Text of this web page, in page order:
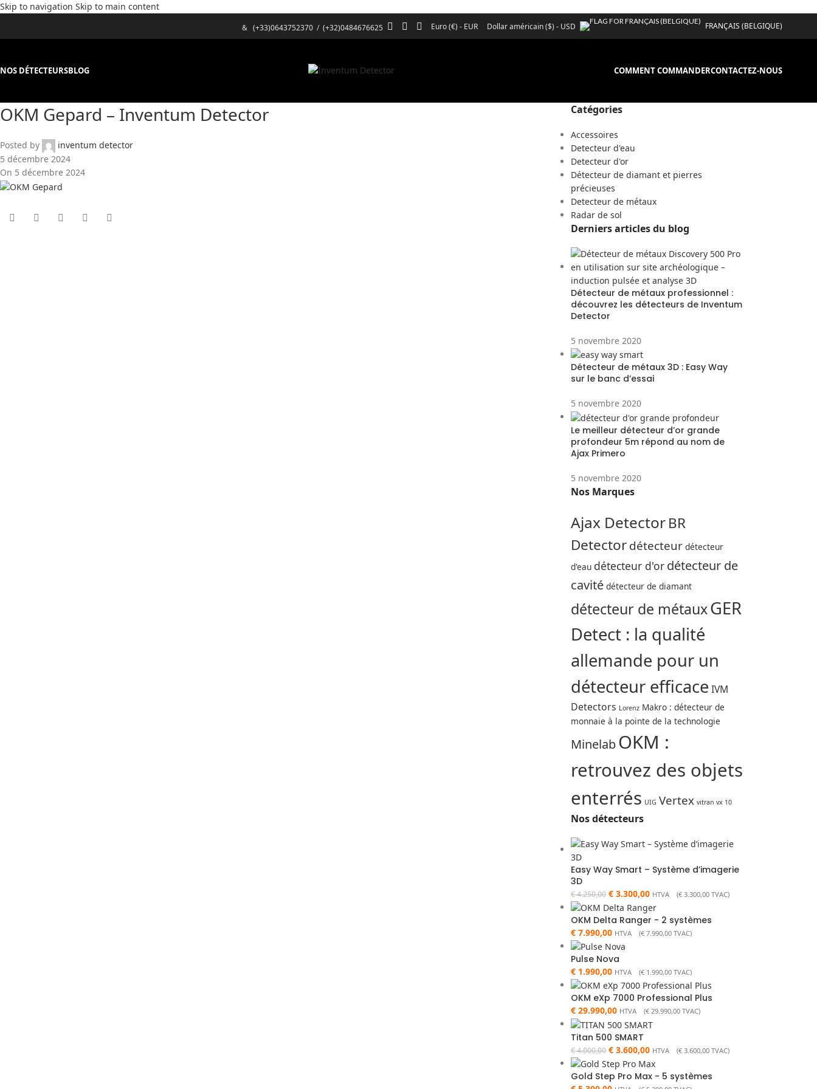
Skip to navigation Skip to main content
& (+33)0643752370/ (+32)0484676625 Euro (€) - EUR Dollar américain ($) - USD FRANÇAIS (BELGIQUE)
NOS DÉTECTEURSBLOG COMMENT COMMANDERCONTACTEZ-NOUS
OKM Gepard – Inventum Detector
Posted by
inventum detector
5 décembre 2024
On 5 décembre 2024
Catégories
Accessoires
Detecteur d'eau
Detecteur d'or
Détecteur de diamant et pierres
précieuses
Detecteur de métaux
Radar de sol
Derniers articles du blog
Détecteur de métaux professionnel :
découvrez les détecteurs de Inventum
Detector
5 novembre 2020
Détecteur de métaux 3D : Easy Way
sur le banc d’essai
5 novembre 2020
Le meilleur détecteur d’or grande
profondeur 5m répond au nom de
Ajax Primero
5 novembre 2020
Nos Marques
Ajax DetectorBR
Detectordétecteur détecteur
d'eau détecteur d'or détecteur de
cavité détecteur de diamant
détecteur de métauxGER
Detect : la qualité
allemande pour un
détecteur efficace IVM
Detectors Lorenz Makro : détecteur de
monnaie à la pointe de la technologie
MinelabOKM :
retrouvez des objets
enterrés UIG Vertex vitran vx 10
Nos détecteurs
Easy Way Smart – Système d’imagerie
3D
€4.250,00 €3.300,00 HTVA (€3.300,00TVAC)
OKM Delta Ranger - 2 systèmes
€7.990,00 HTVA (€7.990,00TVAC)
Pulse Nova
€1.990,00 HTVA (€1.990,00TVAC)
OKM eXp 7000 Professional Plus
€29.990,00 HTVA (€29.990,00TVAC)
Titan 500 SMART
€4.000,00 €3.600,00 HTVA (€3.600,00TVAC)
Gold Step Pro Max - 5 systèmes